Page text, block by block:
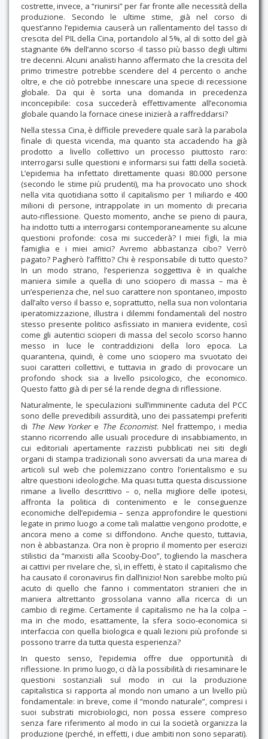
costrette, invece, a “riunirsi” per far fronte alle necessità della
produzione. Secondo le ultime stime, già nel corso di
quest’anno l’epidemia causerà un rallentamento del tasso di
crescita del PIL della Cina, portandolo al 5%, al di sotto del già
stagnante 6% dell’anno scorso -il tasso più basso degli ultimi
tre decenni. Alcuni analisti hanno affermato che la crescita del
primo trimestre potrebbe scendere del 4 percento o anche
oltre, e che ciò potrebbe innescare una specie di recessione
globale. Da qui è sorta una domanda in precedenza
inconcepibile: cosa succederà effettivamente all’economia
globale quando la fornace cinese inizierà a raffreddarsi?
Nella stessa Cina, è difficile prevedere quale sarà la parabola
finale di questa vicenda, ma quanto sta accadendo ha già
prodotto a livello collettivo un processo piuttosto raro:
interrogarsi sulle questioni e informarsi sui fatti della società.
L’epidemia ha infettato direttamente quasi 80.000 persone
(secondo le stime più prudenti), ma ha provocato uno shock
nella vita quotidiana sotto il capitalismo per 1 miliardo e 400
milioni di persone, intrappolate in un momento di precaria
auto-riflessione. Questo momento, anche se pieno di paura,
ha indotto tutti a interrogarsi contemporaneamente su alcune
questioni profonde: cosa mi succederà? I miei figli, la mia
famiglia e i miei amici? Avremo abbastanza cibo? Verrò
pagato? Pagherò l’affitto? Chi è responsabile di tutto questo?
In un modo strano, l’esperienza soggettiva è in qualche
maniera simile a quella di uno sciopero di massa – ma è
un’esperienza che, nel suo carattere non spontaneo, imposto
dall’alto verso il basso e, soprattutto, nella sua non volontaria
iperatomizzazione, illustra i dilemmi fondamentali del nostro
stesso presente politico asfissiato in maniera evidente, così
come gli autentici scioperi di massa del secolo scorso hanno
messo in luce le contraddizioni della loro epoca. La
quarantena, quindi, è come uno sciopero ma svuotato dei
suoi caratteri collettivi, e tuttavia in grado di provocare un
profondo shock sia a livello psicologico, che economico.
Questo fatto già di per sé la rende degna di riflessione.
Naturalmente, le speculazioni sull’imminente caduta del PCC
sono delle prevedibili assurdità, uno dei passatempi preferiti
di The New Yorkere The Economist. Nel frattempo, i media
stanno ricorrendo alle usuali procedure di insabbiamento, in
cui editoriali apertamente razzisti pubblicati nei siti degli
organi di stampa tradizionali sono avversati da una marea di
articoli sul web che polemizzano contro l’orientalismo e su
altre questioni ideologiche. Ma quasi tutta questa discussione
rimane a livello descrittivo – o, nella migliore delle ipotesi,
affronta la politica di contenimento e le conseguenze
economiche dell’epidemia – senza approfondire le questioni
legate in primo luogo a come tali malattie vengono prodotte, e
ancora meno a come si diffondono. Anche questo, tuttavia,
non è abbastanza. Ora non è proprio il momento per esercizi
stilistici da “marxisti alla Scooby-Doo”, togliendo la maschera
ai cattivi per rivelare che, sì, in effetti, è stato il capitalismo che
ha causato il coronavirus fin dall’inizio! Non sarebbe molto più
acuto di quello che fanno i commentatori stranieri che in
maniera altrettanto grossolana vanno alla ricerca di un
cambio di regime. Certamente il capitalismo ne ha la colpa –
ma in che modo, esattamente, la sfera socio-economica si
interfaccia con quella biologica e quali lezioni più profonde si
possono trarre da tutta questa esperienza?
In questo senso, l’epidemia offre due opportunità di
riflessione. In primo luogo, ci dà la possibilità di riesaminare le
questioni sostanziali sul modo in cui la produzione
capitalistica si rapporta al mondo non umano a un livello più
fondamentale: in breve, come il “mondo naturale”, compresi i
suoi substrati microbiologici, non possa essere compreso
senza fare riferimento al modo in cui la società organizza la
produzione (perché, in effetti, i due ambiti non sono separati).